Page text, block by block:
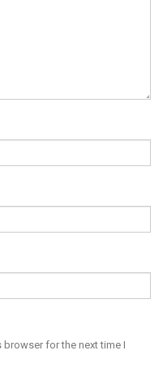
browser for the next time I